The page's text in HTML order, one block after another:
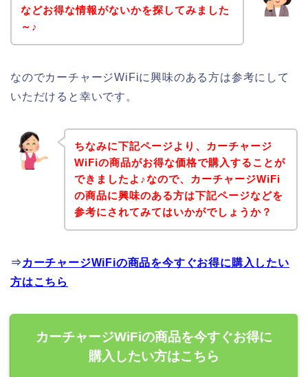
などお得な情報がないかを探してみました
～♪
なのでカーチャージWiFiに興味のある方は参考にして
いただけると幸いです。
ちなみに下記ページより、カーチャージ
WiFiの商品がお得な価格で購入することが
できましたよ♪なので、カーチャージWiFi
の商品に興味のある方は下記ページなどを
参考にされてみてはいかがでしょうか？
⇒ カーチャージWiFiの商品を今すぐお得に購入したい
方はこちら
カーチャージWiFiの商品を今すぐお得に
購入したい方はこちら